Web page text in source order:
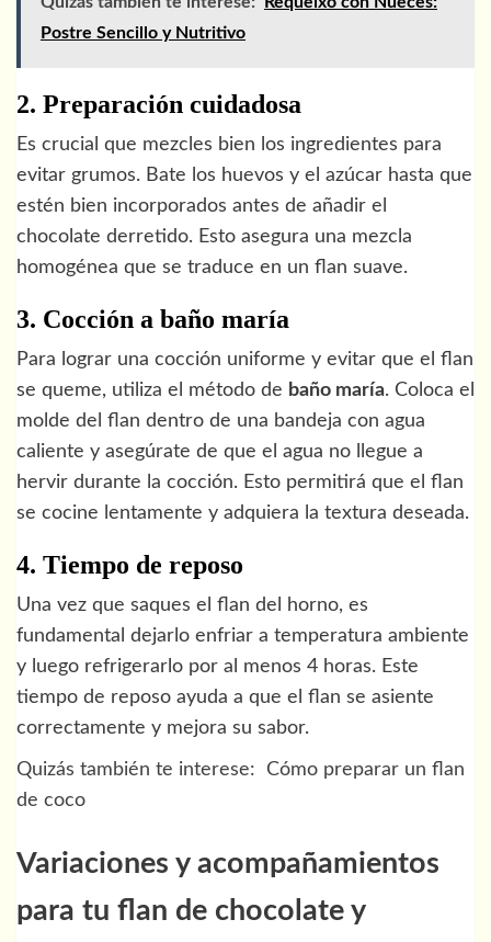
Postre Sencillo y Nutritivo
2. Preparación cuidadosa
Es crucial que mezcles bien los ingredientes para
evitar grumos. Bate los huevos y el azúcar hasta que
estén bien incorporados antes de añadir el
chocolate derretido. Esto asegura una mezcla
homogénea que se traduce en un flan suave.
3. Cocción a baño maría
Para lograr una cocción uniforme y evitar que el flan
se queme, utiliza el método de baño maría. Coloca el
molde del flan dentro de una bandeja con agua
caliente y asegúrate de que el agua no llegue a
hervir durante la cocción. Esto permitirá que el flan
se cocine lentamente y adquiera la textura deseada.
4. Tiempo de reposo
Una vez que saques el flan del horno, es
fundamental dejarlo enfriar a temperatura ambiente
y luego refrigerarlo por al menos 4 horas. Este
tiempo de reposo ayuda a que el flan se asiente
correctamente y mejora su sabor.
Quizás también te interese:
Cómo preparar un flan
de coco
Variaciones y acompañamientos
para tu flan de chocolate y